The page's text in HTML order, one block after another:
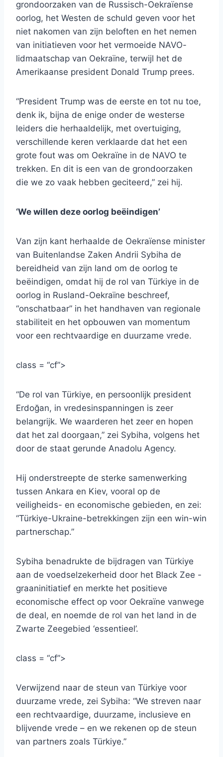
grondoorzaken van de Russisch-Oekraïense
oorlog, het Westen de schuld geven voor het
niet nakomen van zijn beloften en het nemen
van initiatieven voor het vermoeide NAVO-
lidmaatschap van Oekraïne, terwijl het de
Amerikaanse president Donald Trump prees.
“President Trump was de eerste en tot nu toe,
denk ik, bijna de enige onder de westerse
leiders die herhaaldelijk, met overtuiging,
verschillende keren verklaarde dat het een
grote fout was om Oekraïne in de NAVO te
trekken. En dit is een van de grondoorzaken
die we zo vaak hebben geciteerd,” zei hij.
‘We willen deze oorlog beëindigen’
Van zijn kant herhaalde de Oekraïense minister
van Buitenlandse Zaken Andrii Sybiha de
bereidheid van zijn land om de oorlog te
beëindigen, omdat hij de rol van Türkiye in de
oorlog in Rusland-Oekraïne beschreef,
“onschatbaar” in het handhaven van regionale
stabiliteit en het opbouwen van momentum
voor een rechtvaardige en duurzame vrede.
class = “cf”>
“De rol van Türkiye, en persoonlijk president
Erdoğan, in vredesinspanningen is zeer
belangrijk. We waarderen het zeer en hopen
dat het zal doorgaan,” zei Sybiha, volgens het
door de staat gerunde Anadolu Agency.
Hij onderstreepte de sterke samenwerking
tussen Ankara en Kiev, vooral op de
veiligheids- en economische gebieden, en zei:
“Türkiye-Ukraine-betrekkingen zijn een win-win
partnerschap.”
Sybiha benadrukte de bijdragen van Türkiye
aan de voedselzekerheid door het Black Zee -
graaninitiatief en merkte het positieve
economische effect op voor Oekraïne vanwege
de deal, en noemde de rol van het land in de
Zwarte Zeegebied ‘essentieel’.
class = “cf”>
Verwijzend naar de steun van Türkiye voor
duurzame vrede, zei Sybiha: “We streven naar
een rechtvaardige, duurzame, inclusieve en
blijvende vrede – en we rekenen op de steun
van partners zoals Türkiye.”